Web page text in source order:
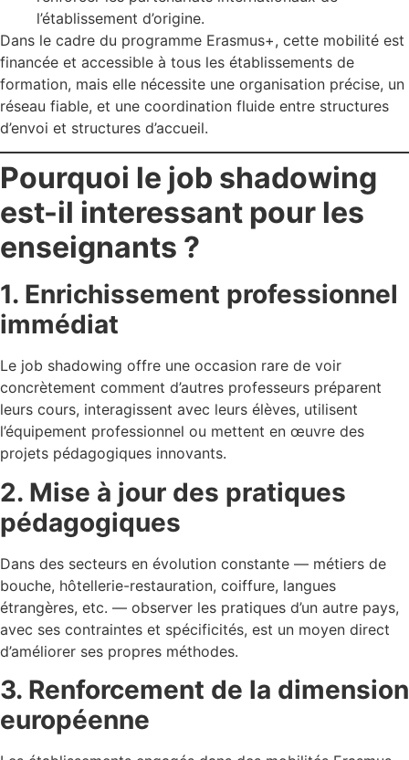
l’établissement d’origine.
Dans le cadre du programme Erasmus+, cette mobilité est
financée et accessible à tous les établissements de
formation, mais elle nécessite une organisation précise, un
réseau fiable, et une coordination fluide entre structures
d’envoi et structures d’accueil.
Pourquoi le job shadowing
est-il interessant pour les
enseignants ?
1. Enrichissement professionnel
immédiat
Le job shadowing offre une occasion rare de voir
concrètement comment d’autres professeurs préparent
leurs cours, interagissent avec leurs élèves, utilisent
l’équipement professionnel ou mettent en œuvre des
projets pédagogiques innovants.
2. Mise à jour des pratiques
pédagogiques
Dans des secteurs en évolution constante — métiers de
bouche, hôtellerie-restauration, coiffure, langues
étrangères, etc. — observer les pratiques d’un autre pays,
avec ses contraintes et spécificités, est un moyen direct
d’améliorer ses propres méthodes.
3. Renforcement de la dimension
européenne